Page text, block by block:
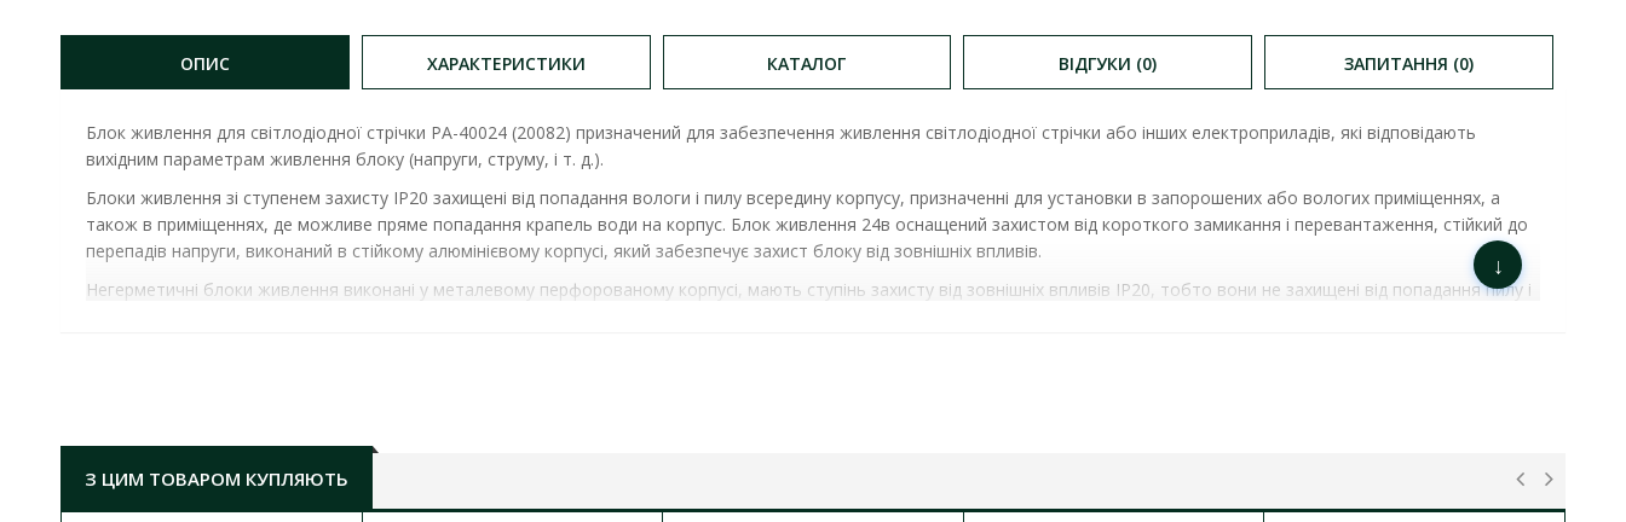
ОПИС ХАРАКТЕРИСТИКИ КАТАЛОГ ВІДГУКИ (0) ЗАПИТАННЯ (0)
Блок живлення для світлодіодної стрічки PA-40024 (20082) призначений для забезпечення живлення світлодіодної стрічки або інших електроприладів, які відповідають
вихідним параметрам живлення блоку (напруги, струму, і т. д.).
Блоки живлення зі ступенем захисту IP20 захищені від попадання вологи і пилу всередину корпусу, призначенні для установки в запорошених або вологих приміщеннях, а
також в приміщеннях, де можливе пряме попадання крапель води на корпус. Блок живлення 24в оснащений захистом від короткого замикання і перевантаження, стійкий до
перепадів напруги, виконаний в стійкому алюмінієвому корпусі, який забезпечує захист блоку від зовнішніх впливів.
Негерметичні блоки живлення виконані у металевому перфорованому корпусі, мають ступінь захисту від зовнішніх впливів IP20, тобто вони не захищені від попадання пилу і
температурний режим роботи:
ступінь захисту:IP20
↓
З ЦИМ ТОВАРОМ КУПЛЯЮТЬ